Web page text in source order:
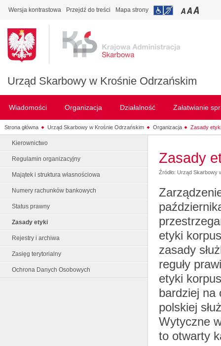
Wersja kontrastowa Przejdź do treści Mapa strony
Urząd Skarbowy w Krośnie Odrzańskim
Wiadomości Organizacja Działalność Załatwianie
Strona główna Urząd Skarbowy w Krośnie Odrzańskim Organizacja Zasady
Kierownictwo
Regulamin organizacyjny
Majątek i struktura własnościowa
Numery rachunków bankowych
Status prawny
Zasady etyki
Rejestry i archiwa
Zasięg terytorialny
Ochrona Danych Osobowych
Zasady
Źródło: Urząd Skarbowy
etyki
zasady
reguły
etyki
bardziej na
polskiej
Wytyczne
to otwarty